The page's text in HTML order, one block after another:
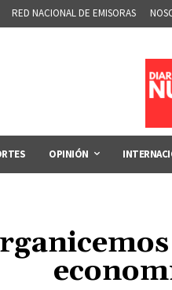
RED NACIONAL DE EMISORAS
OPINIÓN